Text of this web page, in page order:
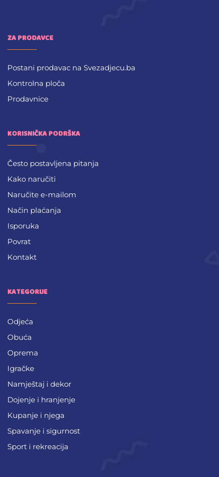
ZA PRODAVCE
Postani prodavac na Svezadjecu.ba
Kontrolna ploča
Prodavnice
KORISNIČKA PODRŠKA
Često postavljena pitanja
Kako naručiti
Naručite e-mailom
Način plaćanja
Isporuka
Povrat
Kontakt
KATEGORIJE
Odjeća
Obuća
Oprema
Igračke
Namještaj i dekor
Dojenje i hranjenje
Kupanje i njega
Spavanje i sigurnost
Sport i rekreacija